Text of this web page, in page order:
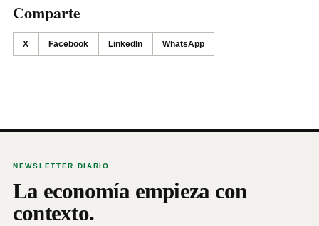
Comparte
X Facebook LinkedIn WhatsApp
NEWSLETTER DIARIO
La economía empieza con
contexto.